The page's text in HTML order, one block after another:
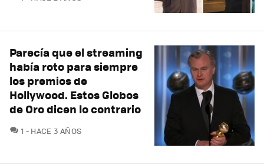
Parecía que el streaming
había roto para siempre
los premios de
Hollywood. Estos Globos
de Oro dicen lo contrario
1 COMENTARIOS
HACE 3 AÑOS